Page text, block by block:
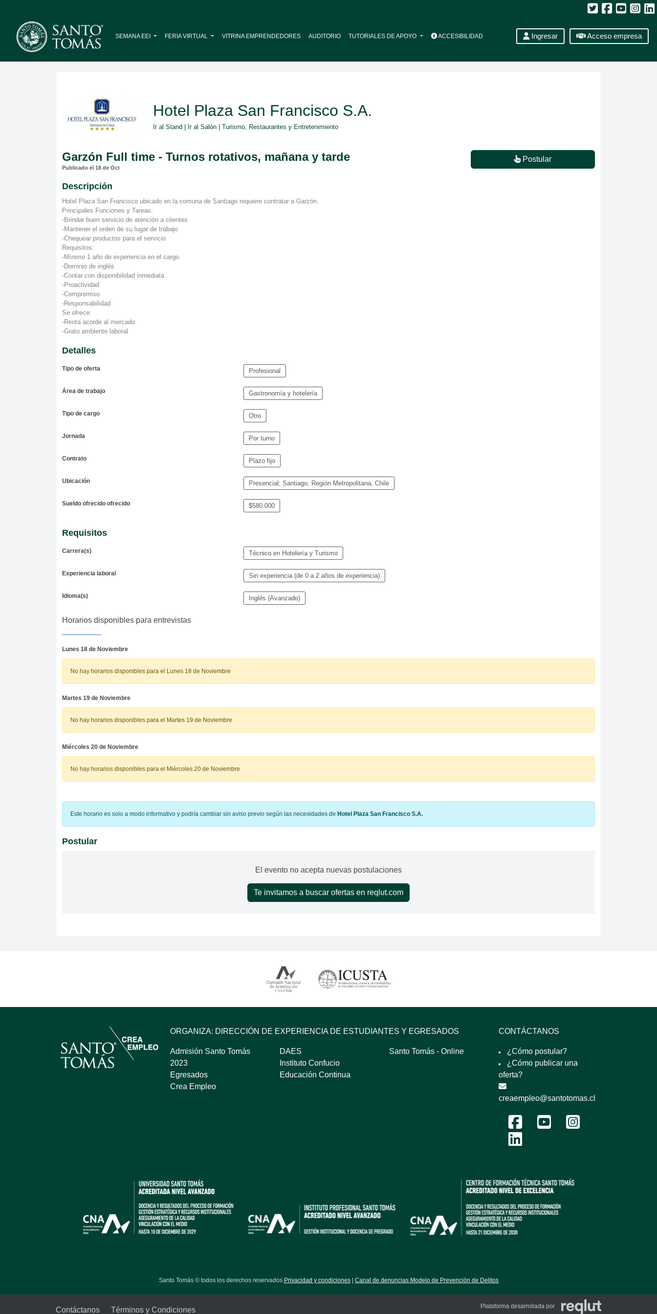
SEMANA EEI FERIA VIRTUAL VITRINA EMPRENDEDORES AUDITORIO TUTORIALES DE APOYO ACCESIBILIDAD Ingresar Acceso empresa
Hotel Plaza San Francisco S.A.
Ir al Stand Ir al Salón| Turismo, Restaurantes y Entretenimiento
Garzón Full time - Turnos rotativos, mañana y tarde
Publicado el 18 de Oct
Postular
Descripción
Hotel Plaza San Francisco ubicado en la comuna de Santiago requiere contratar a Garzón.
Principales Funciones y Tareas:
-Brindar buen servicio de atención a clientes
-Mantener el orden de su lugar de trabajo
-Chequear productos para el servicio
Requisitos:
-Mínimo 1 año de experiencia en el cargo.
-Dominio de inglés
-Contar con disponibilidad inmediata
-Proactividad
-Compromiso
-Responsabilidad
Se ofrece:
-Renta acorde al mercado
-Grato ambiente laboral
Detalles
Tipo de oferta Profesional
Área de trabajo Gastronomía y hotelería
Tipo de cargo Otro
Jornada Por turno
Contrato Plazo fijo
Ubicación Presencial; Santiago, Región Metropolitana, Chile
Sueldo ofrecido ofrecido $580.000
Requisitos
Carrera(s) Técnico en Hotelería y Turismo
Experiencia laboral Sin experiencia (de 0 a 2 años de experiencia)
Idioma(s) Inglés (Avanzado)
Horarios disponibles para entrevistas
Lunes 18 de Noviembre
No hay horarios disponibles para el Lunes 18 de Noviembre
Martes 19 de Noviembre
No hay horarios disponibles para el Martes 19 de Noviembre
Miércoles 20 de Noviembre
No hay horarios disponibles para el Miércoles 20 de Noviembre
Este horario es solo a modo informativo y podría cambiar sin aviso previo según las necesidades de Hotel Plaza San Francisco S.A.
Postular
El evento no acepta nuevas postulaciones
Te invitamos a buscar ofertas en reqlut.com
ORGANIZA: DIRECCIÓN DE EXPERIENCIA DE ESTUDIANTES Y EGRESADOS
Admisión Santo Tomás
2023
Egresados
Crea Empleo
DAES
Instituto Confucio
Educación Continua
Santo Tomás - Online
CONTÁCTANOS
¿Cómo postular?
¿Cómo publicar una
oferta?
creaempleo@santotomas.cl
Santo Tomás © todos los derechos reservados Privacidad y condiciones| Canal de denuncias Modelo de Prevención de Delitos
Contáctanos Términos y Condiciones Plataforma desarrollada por